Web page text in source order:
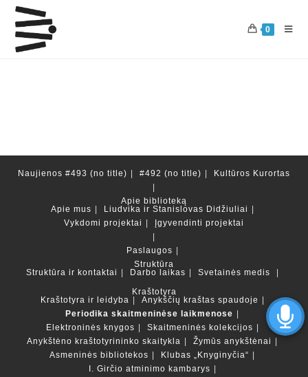
Skip
content
0
Naujienos #493 (no title) #492 (no title) Kultūros Kurortas
Apie biblioteką
Apie mus
Liudvika ir Stanislovas Didžiuliai
Vykdomi projektai
Įgyvendinti projektai
Paslaugos
Struktūra
Struktūra ir kontaktai
Darbo laikas
Svetainės medis
Kraštotyra
Kraštotyra ir leidyba
Anykščių kraštas spaudoje
Periodika skaitmeninėse laikmenose
Elektroninės knygos
Skaitmeninės kolekcijos
Anykštėno kraštotyrininko skaitykla
Žymūs anykštėnai
Asmeninės bibliotekos
Klubas „Knyginyčia“
I. Girčio atminimo kambarys